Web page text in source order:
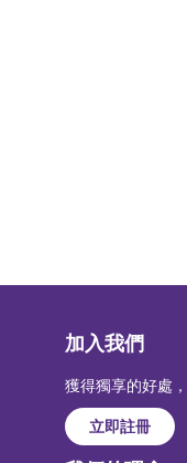
加入我們
獲得獨享的好處
立即註冊